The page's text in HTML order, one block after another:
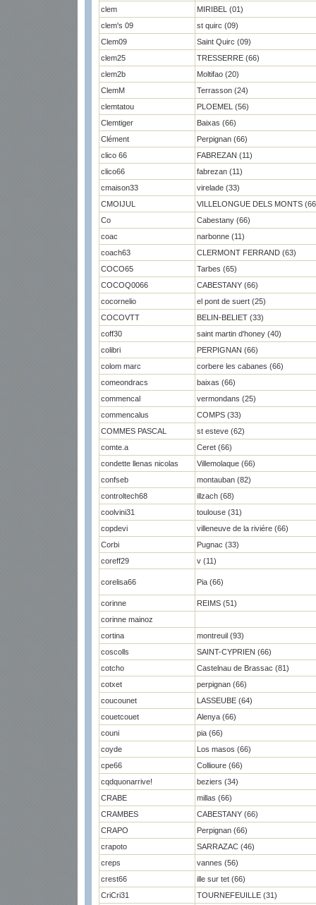
clem
MIRIBEL (01)
clem's 09
st quirc (09)
Clem09
Saint Quirc (09)
clem25
TRESSERRE (66)
clem2b
Moltifao (20)
ClemM
Terrasson (24)
clemtatou
PLOEMEL (56)
Clemtiger
Baixas (66)
Clément
Perpignan (66)
clico 66
FABREZAN (11)
clico66
fabrezan (11)
cmaison33
virelade (33)
CMOIJUL
VILLELONGUE DELS MONTS
Co
Cabestany (66)
coac
narbonne (11)
coach63
CLERMONT FERRAND (63)
COCO65
Tarbes (65)
COCOQ0066
CABESTANY (66)
cocornelio
el pont de suert (25)
COCOVTT
BELIN-BELIET (33)
coff30
saint martin d'honey (40)
colibri
PERPIGNAN (66)
colom marc
corbere les cabanes (66)
comeondracs
baixas (66)
commencal
vermondans (25)
commencalus
COMPS (33)
COMMES PASCAL
st esteve (62)
comte.a
Ceret (66)
condette llenas nicolas
Villemolaque (66)
confseb
montauban (82)
controltech68
illzach (68)
coolvini31
toulouse (31)
copdevi
villeneuve de la riviére (66)
Corbi
Pugnac (33)
coreff29
v (11)
corelisa66 Pia (66)
corinne
REIMS (51)
corinne mainoz
cortina
montreuil (93)
coscolls
SAINT-CYPRIEN (66)
cotcho
Castelnau de Brassac (81)
cotxet
perpignan (66)
coucounet
LASSEUBE (64)
couetcouet
Alenya (66)
couni
pia (66)
coyde
Los masos (66)
cpe66
Collioure (66)
cqdquonarrive!
beziers (34)
CRABE
millas (66)
CRAMBES
CABESTANY (66)
CRAPO
Perpignan (66)
crapoto
SARRAZAC (46)
creps
vannes (56)
crest66
ille sur tet (66)
CriCri31
TOURNEFEUILLE (31)